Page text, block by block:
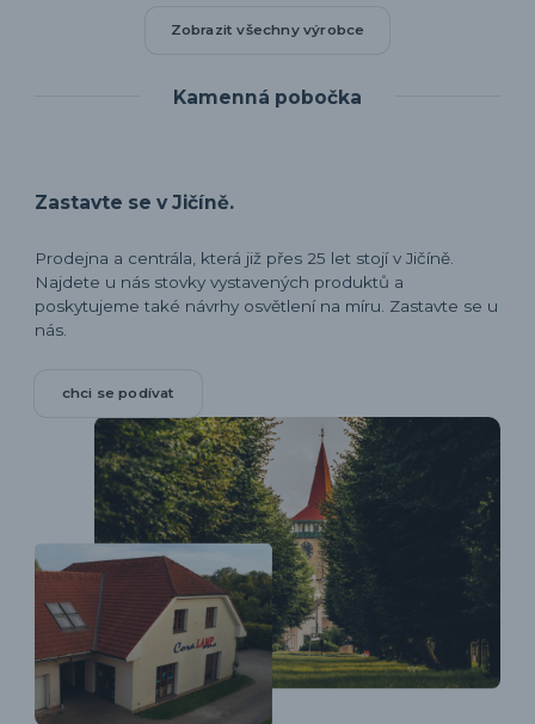
Zobrazit všechny výrobce
Kamenná pobočka
Zastavte se v Jičíně.
Prodejna a centrála, která již přes 25 let stojí v Jičíně.
Najdete u nás stovky vystavených produktů a
poskytujeme také návrhy osvětlení na míru. Zastavte se u
nás.
chci se podívat